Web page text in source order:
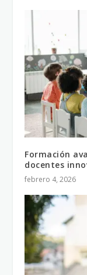
Formación
docentes
febrero 4, 2026